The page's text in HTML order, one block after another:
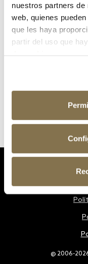
nuestros partners
web, quienes
que les haya
partir del uso que
¿Has olvidado tu
@ 2006-